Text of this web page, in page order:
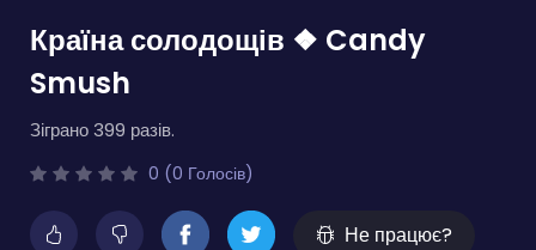
Країна солодощів ❖ Candy
Smush
Зіграно 399 разів.
0 (0 Голосів)
Не працює?